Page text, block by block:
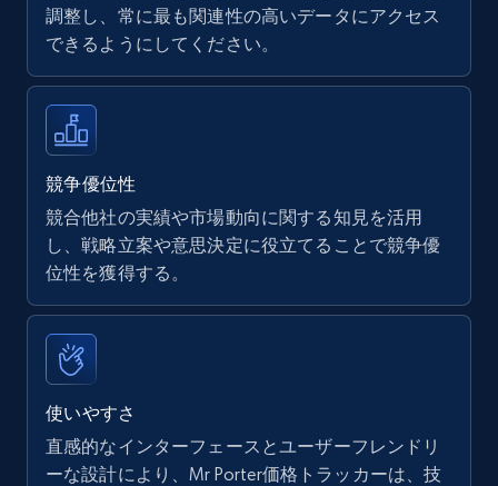
Walmart - products
URL, Final price, Sku, Currency, Gtin,
Specifications, Image urls, Top reviews, and
more.
5.6K+ 874+ 今すぐ始める
Walmart - products - Find new products by
using specific category URL
URL, Final price, Sku, Currency, Gtin,
Specifications, Image urls, Top reviews, and
more.
調整し、常に最も関連性の高いデータにアクセス
できるようにしてください。
競争優位性
競合他社の実績や市場動向に関する知見を活用
し、戦略立案や意思決定に役立てることで競争優
位性を獲得する。
使いやすさ
直感的なインターフェースとユーザーフレンドリ
ーな設計により、Mr Porter価格トラッカーは、技